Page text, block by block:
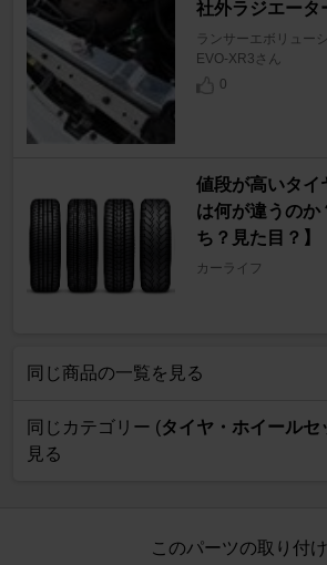
社外ラジエータ
ランサーエボリュー
EVO-XR3さん
0
値段が高いタイ
は何が違うのか
ち？見た目？】
カーライフ
同じ商品の一覧を見る
同じカテゴリー (タイヤ・ホイールセ
見る
このパーツの取り付